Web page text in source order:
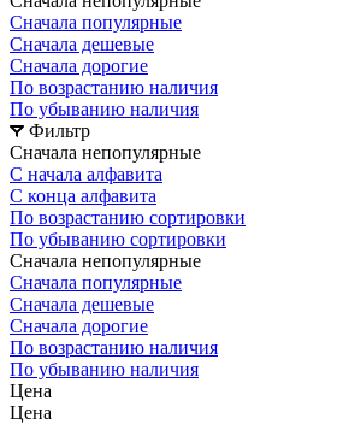
Сначала популярные
Сначала дешевые
Сначала дорогие
По возрастанию наличия
По убыванию наличия
Фильтр
Сначала непопулярные
С начала алфавита
С конца алфавита
По возрастанию сортировки
По убыванию сортировки
Сначала непопулярные
Сначала популярные
Сначала дешевые
Сначала дорогие
По возрастанию наличия
По убыванию наличия
Цена
Цена